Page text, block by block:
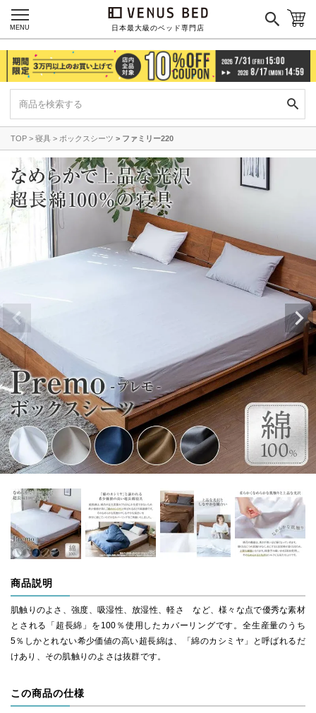
日本最大級のベッド専門店
MENU
TOP 寝具 ボックスシーツ ファミリー220
商品説明
肌触りのよさ、強度、吸湿性、放湿性、軽さ など、様々な点で優秀な素材
とされる「超長綿」を100％使用したカバーリングです。全生産量のうち
5％しかとれない希少価値の高い超長綿は、「綿のカシミヤ」と呼ばれるだ
けあり、その肌触りのよさは抜群です。
この商品の仕様